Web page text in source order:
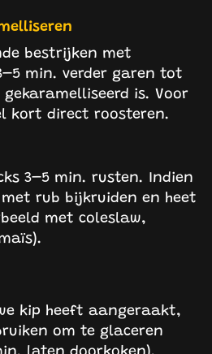
bestrijken met
min. verder garen tot
is. Voor
kort direct roosteren.
3–5 min. rusten. Indien
rub bijkruiden en heet
met coleslaw,
kip heeft aangeraakt,
om te glaceren
laten doorkoken).